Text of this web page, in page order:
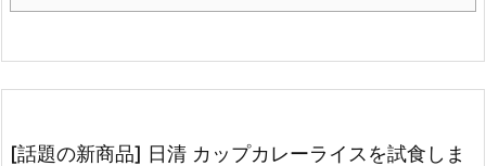
[話題の新商品] 日清 カップカレーライスを試食しま